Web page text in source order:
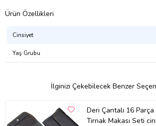
Ürün Özellikleri
Cinsiyet
Yaş Grubu
İlginizi Çekebilecek Benzer
Deri Çantalı 16
Tırnak Makası Seti